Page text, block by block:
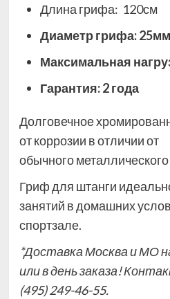
Длина грифа: 120см
Диаметр грифа: 25мм
Максимальная
Гарантия: 2 года
Долговечное
от коррозии в отличии от
обычногометаллического
Гриф для штанги
занятий в домашних
спортзале.
*Доставка Москва и МО
или в день заказа!
(495) 249-46-55.